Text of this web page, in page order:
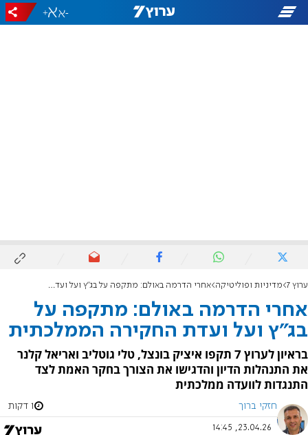
-
+
ערוץ 7 מדיניות ופוליטיקה אחרי הדרמה באולם: מתקפה על בג"ץ ועל ועדת החקירה הממלכתית
אחרי הדרמה באולם: מתקפה על
בג"ץ ועל ועדת החקירה הממלכתית
בראיון לערוץ 7 תקפו איציק בונצל, טלי גוטליב ואריאל קלנר
את התנהלות הדיון והדגישו את הצורך בחקר האמת לצד
התנגדות לוועדה ממלכתית
חזקי ברוך 1 דקות
23.04.26, 14:45